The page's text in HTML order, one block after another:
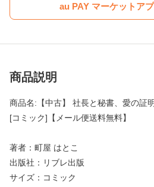
au PAY マーケットア
商品説明
商品名:【中古】 社長と秘書、愛の証
[コミック]【メール便送料無料】
著者：町屋 はとこ
出版社：リブレ出版
サイズ：コミック